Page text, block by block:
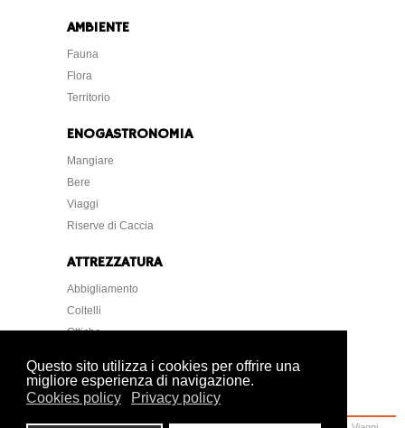
Questo sito utilizza i cookies per offrire una
migliore esperienza di navigazione.
Cookies policy
Privacy policy
AMBIENTE
Fauna
Flora
Territorio
ENOGASTRONOMIA
Mangiare
Bere
Viaggi
Riserve di Caccia
ATTREZZATURA
Abbigliamento
Coltelli
Ottiche